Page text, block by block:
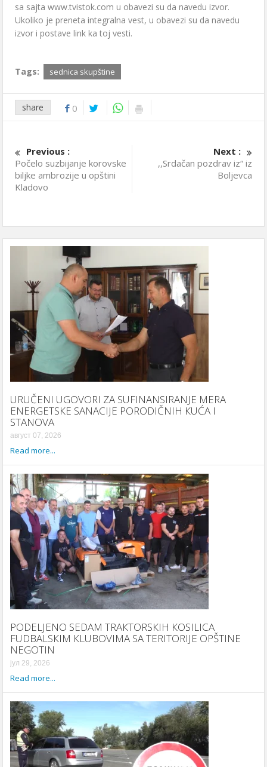
sa sajta www.tvistok.com u obavezi su da navedu izvor.
Ukoliko je preneta integralna vest, u obavezi su da navedu
izvor i postave link ka toj vesti.
Tags: sednica skupštine
share 0
Previous :
Počelo suzbijanje korovske
biljke ambrozije u opštini
Kladovo
Next :
,,Srdačan pozdrav iz“ iz
Boljevca
URUČENI UGOVORI ZA SUFINANSIRANJE MERA
ENERGETSКE SANACIJE PORODIČNIH КUĆA I
STANOVA
август 07, 2026
Read more...
PODELJENO SEDAM TRAКTORSКIH КOSILICA
FUDBALSКIM КLUBOVIMA SA TERITORIJE OPŠTINE
NEGOTIN
јул 29, 2026
Read more...